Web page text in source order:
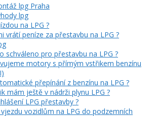
lpg Praha
lpg
na LPG ?
vrátí peníze za přestavbu na LPG ?
schváleno pro přestavbu na LPG ?
motory s přímým vstřikem benzínu
přepínání z benzínu na LPG ?
mám ještě v nádrži plynu LPG ?
LPG přestavby ?
vozidlům na LPG do podzemních